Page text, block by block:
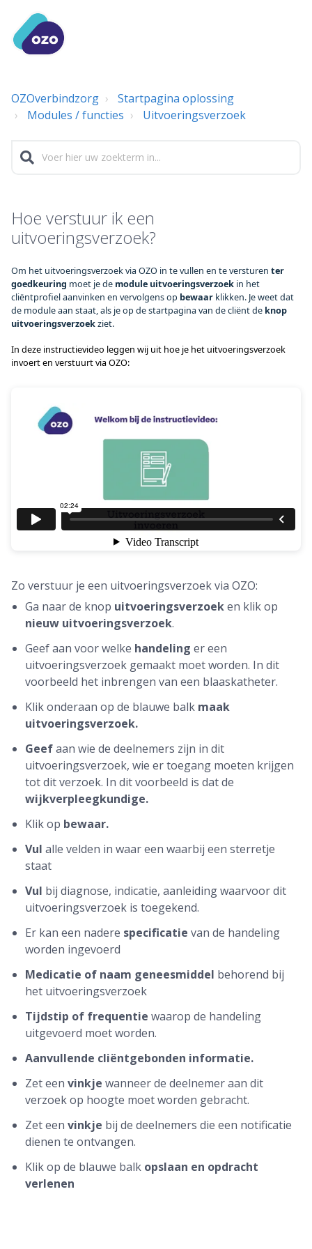
OZOverbindzorg
Startpagina oplossing
Modules / functies
Uitvoeringsverzoek
Hoe verstuur ik een
uitvoeringsverzoek?
Om het uitvoeringsverzoek via OZO in te vullen en te versturen ter
goedkeuring moet je de module uitvoeringsverzoek in het
cliëntprofiel aanvinken en vervolgens op bewaar klikken. Je weet dat
de module aan staat, als je op de startpagina van de cliënt de knop
uitvoeringsverzoek ziet.
In deze instructievideo leggen wij uit hoe je het uitvoeringsverzoek
invoert en verstuurt via OZO:
Zo verstuur je een uitvoeringsverzoek via OZO:
Ga naar de knop uitvoeringsverzoeken klik op
nieuw uitvoeringsverzoek.
Geef aan voor welke handeling er een
uitvoeringsverzoek gemaakt moet worden. In dit
voorbeeld het inbrengen van een blaaskatheter.
Klik onderaan op de blauwe balk maak
uitvoeringsverzoek.
Geefaan wie de deelnemers zijn in dit
uitvoeringsverzoek, wie er toegang moeten krijgen
tot dit verzoek. In dit voorbeeld is dat de
wijkverpleegkundige.
Klik op bewaar.
Vul alle velden in waar een waarbij een sterretje
staat
Vul bij diagnose, indicatie, aanleiding waarvoor dit
uitvoeringsverzoek is toegekend.
Er kan een nadere specificatie van de handeling
worden ingevoerd
Medicatie of naam geneesmiddel behorend bij
het uitvoeringsverzoek
Tijdstip of frequentie waarop de handeling
uitgevoerd moet worden.
Aanvullende cliëntgebonden informatie.
Zet een vinkje wanneer de deelnemer aan dit
verzoek op hoogte moet worden gebracht.
Zet een vinkje bij de deelnemers die een notificatie
dienen te ontvangen.
Klik op de blauwe balk opslaan en opdracht
verlenen